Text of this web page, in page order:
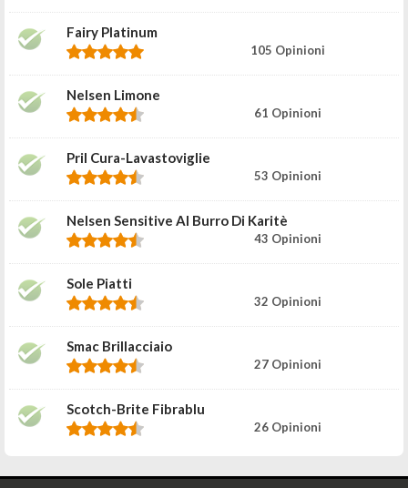
Fairy Platinum
105 Opinioni
Nelsen Limone
61 Opinioni
Pril Cura-Lavastoviglie
53 Opinioni
Nelsen Sensitive Al Burro Di Karitè
43 Opinioni
Sole Piatti
32 Opinioni
Smac Brillacciaio
27 Opinioni
Scotch-Brite Fibrablu
26 Opinioni